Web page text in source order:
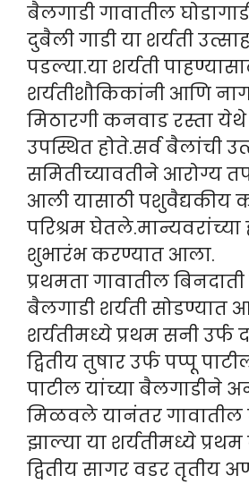
बैलगाडी गावातील
दुबैली गाडी या शर्यती
पडल्या.या शर्यती
शर्यतीशौकिकांनी आणि
मिठारगी कनवाड रस्ता
उपस्थित होते.सर्व बैलांची
समितीच्यावतीने आरोग्य
आली यासाठी पशुवैद्यकीय
परिश्रम घेतले.मान्यवरांच्या
शुभारंभ करण्यात आला.
प्रथमता गावातील
बैलगाडी शर्यती सोडण्यात
शर्यतीमध्ये प्रथम सनी उर्फ
द्वितीय तुषार उर्फ पप्पू
पाटील यांच्या बैलगाडीने
मिळवले यानंतर गावातील
झाल्या या शर्यतीमध्ये
द्वितीय सागर वडर तृतीय